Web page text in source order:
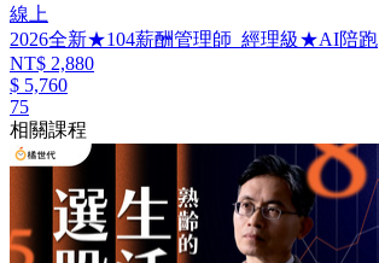
線上
2026全新★104薪酬管理師_經理級★AI陪跑
NT$ 2,880
$ 5,760
75
相關課程